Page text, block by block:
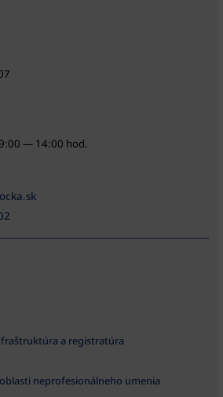
— 14:00 hod.
a registratúra
neprofesionálneho umenia